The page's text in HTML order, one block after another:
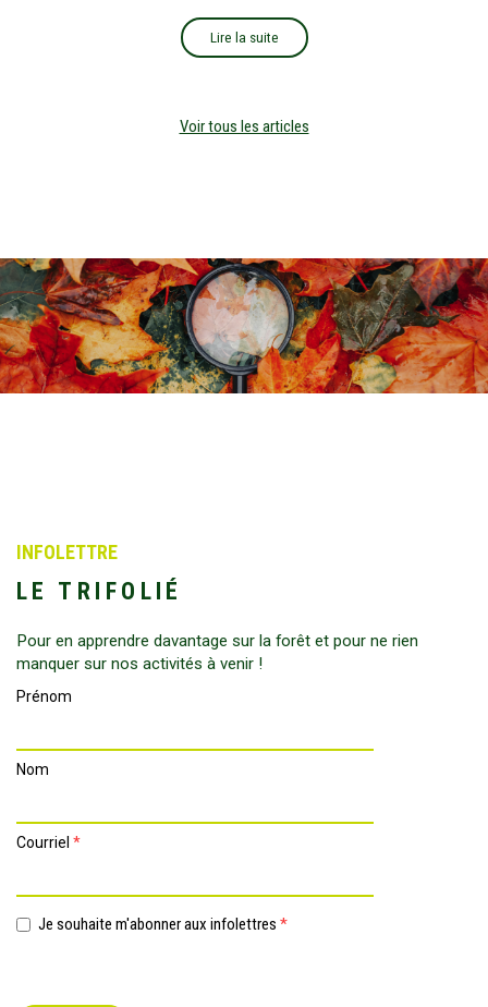
Lire la suite
Voir tous les articles
INFOLETTRE
LE TRIFOLIÉ
Pour en apprendre davantage sur la forêt et pour ne rien
manquer sur nos activités à venir !
Prénom
Nom
Courriel *
Je souhaite m'abonner aux infolettres *